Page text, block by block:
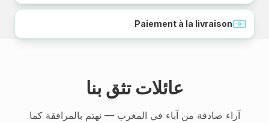
Paiement à la livraison
عائلات تثق بنا
آراء صادقة من آباء في المغرب — نهتم بالمرافقة كما